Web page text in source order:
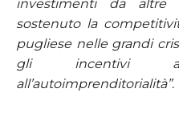
investimenti da altre
sostenuto la
pugliese nelle grandi
gli incentivi
all’autoimprenditorialità”.